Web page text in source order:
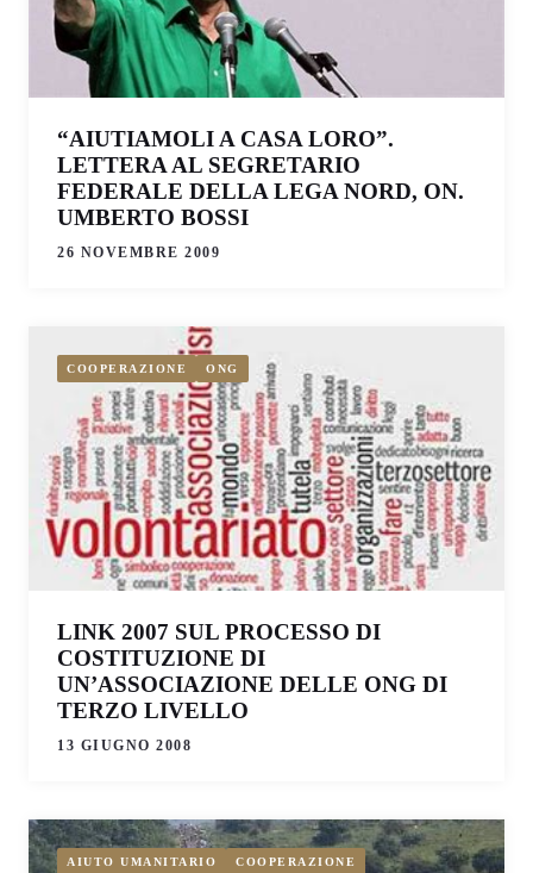
“AIUTIAMOLI A CASA LORO”.
LETTERA AL SEGRETARIO
FEDERALE DELLA LEGA NORD, ON.
UMBERTO BOSSI
26 NOVEMBRE 2009
COOPERAZIONE ONG
LINK 2007 SUL PROCESSO DI
COSTITUZIONE DI
UN’ASSOCIAZIONE DELLE ONG DI
TERZO LIVELLO
13 GIUGNO 2008
AIUTO UMANITARIO COOPERAZIONE